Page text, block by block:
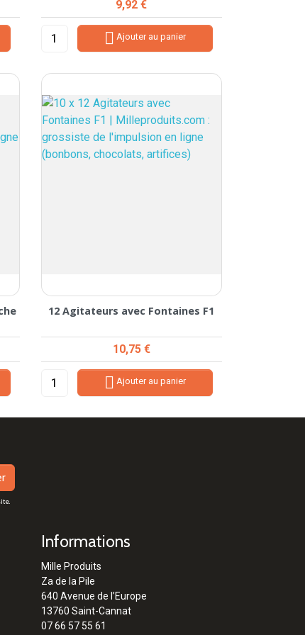
Prix
9,92 €
 Ajouter au panier
12 Agitateurs avec Fontaines F1
Prix
10,75 €
 Ajouter au panier
Informations
Mille Produits
Za de la Pile
640 Avenue de l’Europe
13760 Saint-Cannat
07 66 57 55 61